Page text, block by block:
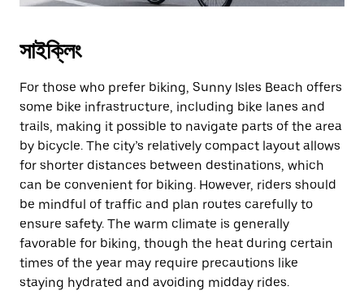
সাইক্লিং
For those who prefer biking, Sunny Isles Beach offers
some bike infrastructure, including bike lanes and
trails, making it possible to navigate parts of the area
by bicycle. The city’s relatively compact layout allows
for shorter distances between destinations, which
can be convenient for biking. However, riders should
be mindful of traffic and plan routes carefully to
ensure safety. The warm climate is generally
favorable for biking, though the heat during certain
times of the year may require precautions like
staying hydrated and avoiding midday rides.